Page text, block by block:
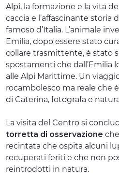
Alpi, la formazione e la vita
caccia e l’affascinante storia
famoso d’Italia. L’animale
Emilia, dopo essere stato
collare trasmittente, è stato
spostamenti che dall’Emilia
alle Alpi Marittime. Un
rocambolesco ma reale che
di Caterina, fotografa e
La visita del Centro si
torretta di osservazione
recintata che ospita alcuni
recuperati feriti e che non
reintrodotti in natura.